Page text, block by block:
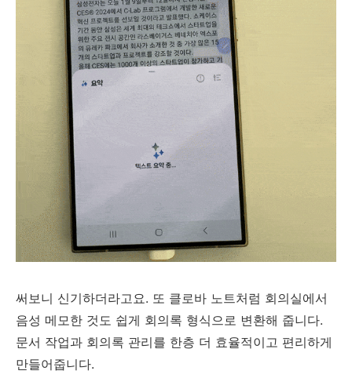
써보니 신기하더라고요. 또 클로바 노트처럼 회의실에서
음성 메모한 것도 쉽게 회의록 형식으로 변환해 줍니다.
문서 작업과 회의록 관리를 한층 더 효율적이고 편리하게
만들어줍니다.